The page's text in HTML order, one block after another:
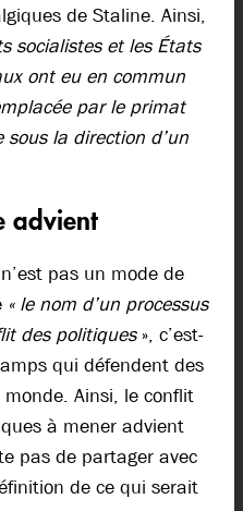
de Staline. Ainsi,
socialistes et les États
ont eu en commun
par le primat
la direction d’un
advient
pas un mode de
« le nom d’un processus
des politiques », c’est-
qui défendent des
Ainsi, le conflit
à mener advient
pas de partager avec
de ce qui serait